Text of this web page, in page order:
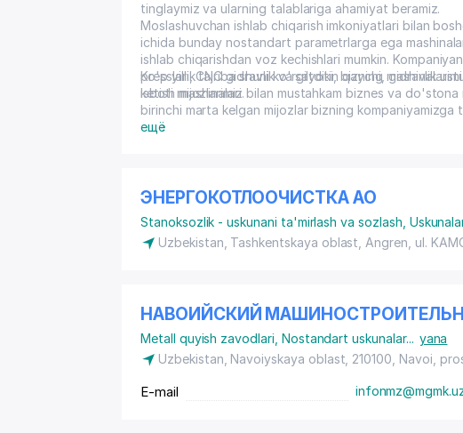
tinglaymiz va ularning talablariga ahamiyat beramiz.
Moslashuvchan ishlab chiqarish imkoniyatlari bilan
ichida bunday nostandart parametrlarga ega
ishlab chiqarishdan voz kechishlari mumkin.
presslari, CNC gidravlik va gilyotin qaychi, gidravlik
ketish mashinalari.
Ko'p yillik tajriba shuni ko'rsatdiki, bizning
isboti mijozlarimiz bilan mustahkam biznes va
birinchi marta kelgan mijozlar bizning
berib, bir muncha vaqt o'tgach, bizga yana murojaat
ещё
ЭНЕРГОКОТЛООЧИСТКА АО
Stanoksozlik - uskunani ta'mirlash va sozlash
Uzbekistan, Tashkentskaya oblast, Angren, ul.
НАВОИЙСКИЙ
Metall quyish zavodlari Nostandart uskunalar... yana
Uzbekistan, Navoiyskaya oblast, 210100, Navoi,
E-mail